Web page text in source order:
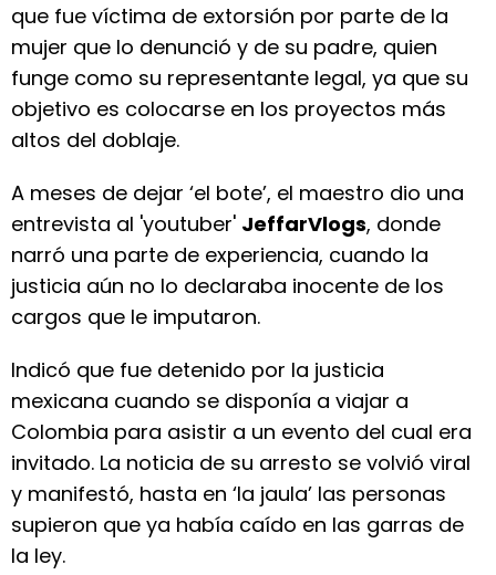
que fue víctima de extorsión por parte de la
mujer que lo denunció y de su padre, quien
funge como su representante legal, ya que su
objetivo es colocarse en los proyectos más
altos del doblaje.
A meses de dejar ‘el bote’, el maestro dio una
entrevista al 'youtuber' JeffarVlogs, donde
narró una parte de experiencia, cuando la
justicia aún no lo declaraba inocente de los
cargos que le imputaron.
Indicó que fue detenido por la justicia
mexicana cuando se disponía a viajar a
Colombia para asistir a un evento del cual era
invitado. La noticia de su arresto se volvió viral
y manifestó, hasta en ‘la jaula’ las personas
supieron que ya había caído en las garras de
la ley.